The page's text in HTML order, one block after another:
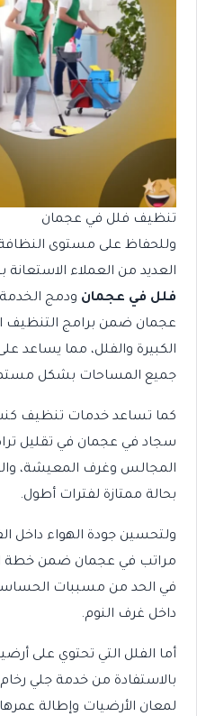
تنظيف فلل في عجمان
وللحفاظ على مستوى
العديد من العملاء الاستعانة بـ
فلل في عجمان ودمج
عجمان ضمن برامج التنظيف
الكبيرة والفلل، مما يساعد
جميع المساحات بشكل
كما تساعد خدمات تنظيف
سجاد في عجمان في تقليل
المجالس وغرف المعيشة،
بحالة ممتازة لفترات أطول.
ولتحسين جودة الهواء داخل
مراتب في عجمان ضمن خطة
في الحد من مسببات الحساسية
داخل غرف النوم.
أما الفلل التي تحتوي على
بالاستفادة من خدمة جلي
لمعان الأرضيات وإطالة